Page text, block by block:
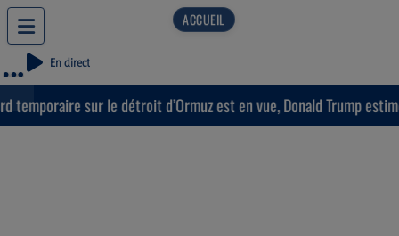
En direct
le détroit d’Ormuz est en vue, Donald Trump estime que « la